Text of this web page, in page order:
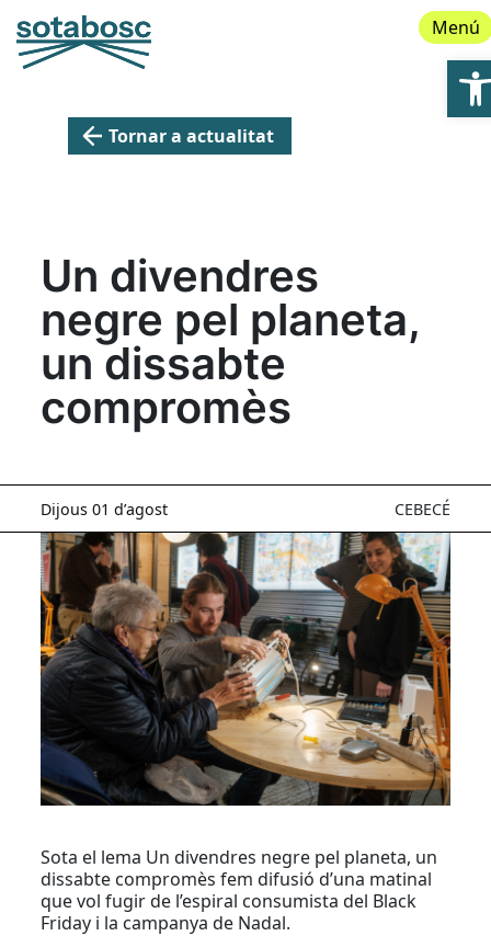
Menú
Tornar a actualitat
Un divendres
negre pel planeta,
un dissabte
compromès
Dijous 01 d’agost CEBECÉ
Sota el lema Un divendres negre pel planeta, un
dissabte compromès fem difusió d’una matinal
que vol fugir de l’espiral consumista del Black
Friday i la campanya de Nadal.